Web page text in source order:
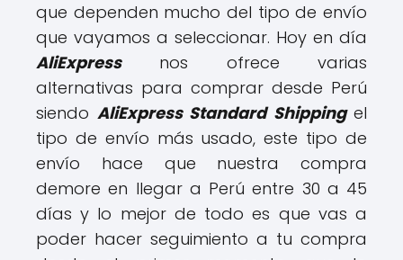
que dependen mucho del tipo de envío
que vayamos a seleccionar. Hoy en día
AliExpressnos ofrece varias
alternativas para comprar desde Perú
siendo AliExpress Standard Shippingel
tipo de envío más usado, este tipo de
envío hace que nuestra compra
demore en llegar a Perú entre 30 a 45
días y lo mejor de todo es que vas a
poder hacer seguimiento a tu compra